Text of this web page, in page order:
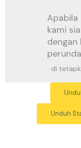
Apabila
kami
di
Unduh